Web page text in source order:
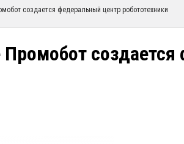
создается федеральный центр робототехники